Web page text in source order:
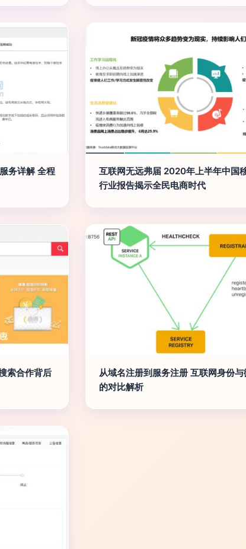
务详解 全程
互联网无远弗届 2020年上半年中国
行业报告揭示全民电商时代
索合作背后
从域名注册到服务注册 互联网身份
的对比解析